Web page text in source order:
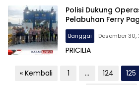
Polisi Dukung
Pelabuhan Ferry
Banggai Desember 30,
PRICILIA
« Kembali 1 … 124 125